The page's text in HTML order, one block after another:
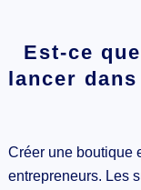
Est-ce
lancer
Créer une boutique
entrepreneurs. Les